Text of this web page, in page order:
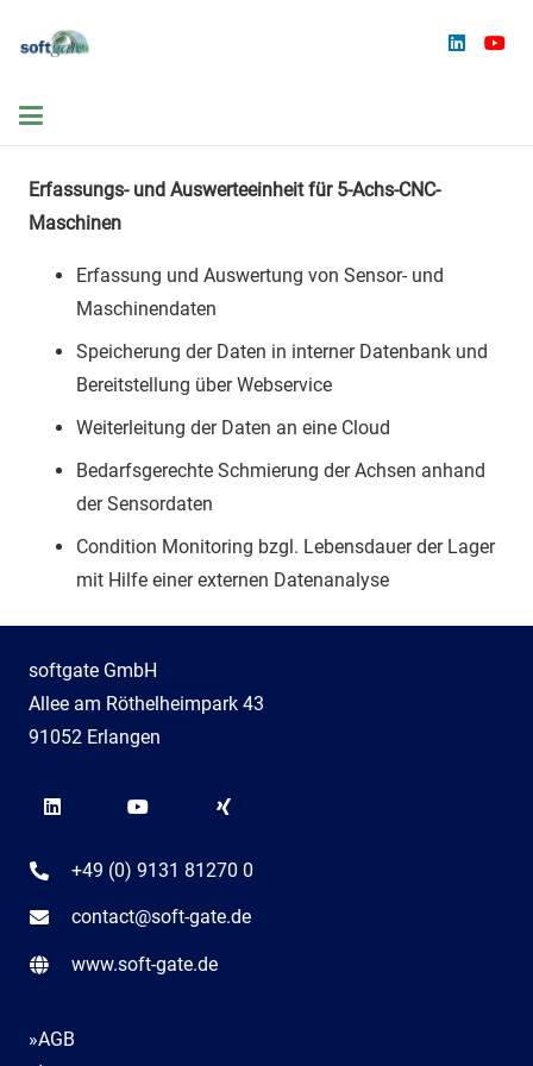
Erfassungs- und Auswerteeinheit für 5-Achs-CNC-
Maschinen
Erfassung und Auswertung von Sensor- und
Maschinendaten
Speicherung der Daten in interner Datenbank und
Bereitstellung über Webservice
Weiterleitung der Daten an eine Cloud
Bedarfsgerechte Schmierung der Achsen anhand
der Sensordaten
Condition Monitoring bzgl. Lebensdauer der Lager
mit Hilfe einer externen Datenanalyse
softgate GmbH
Allee am Röthelheimpark 43
91052 Erlangen
+49 (0) 9131 81270 0
contact@soft-gate.de
www.soft-gate.de
»AGB